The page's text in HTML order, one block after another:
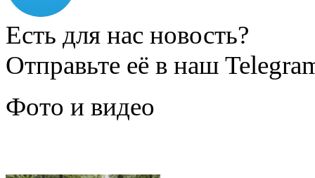
Есть для нас новость?
Отправьте её в наш
Фото и видео